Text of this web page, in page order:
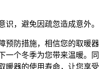
识，避免因疏忽造成意外。
预防措施，相信您的取暖器
一个冬季为您带来温暖。同
暖器的使用寿命，让您享受